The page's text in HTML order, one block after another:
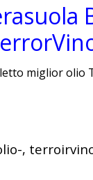
miglior olio
,